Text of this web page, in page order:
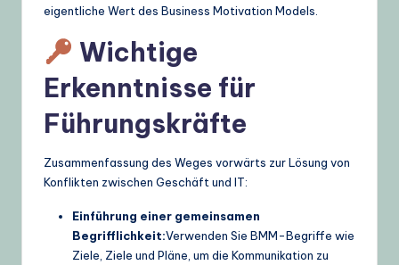
eigentliche Wert des Business Motivation Models.
Wichtige
Erkenntnisse für
Führungskräfte
Zusammenfassung des Weges vorwärts zur Lösung von
Konflikten zwischen Geschäft und IT:
Einführung einer gemeinsamen
Begrifflichkeit:Verwenden Sie BMM-Begriffe wie
Ziele, Ziele und Pläne, um die Kommunikation zu